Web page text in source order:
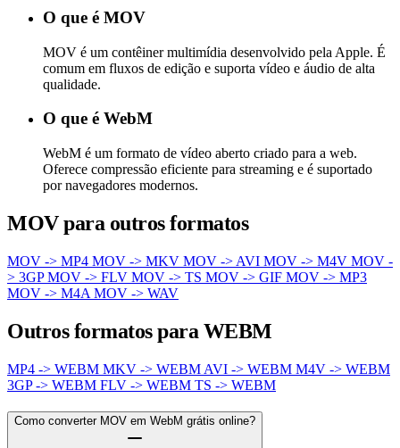
O que é MOV
MOV é um contêiner multimídia desenvolvido pela Apple. É
comum em fluxos de edição e suporta vídeo e áudio de alta
qualidade.
O que é WebM
WebM é um formato de vídeo aberto criado para a web.
Oferece compressão eficiente para streaming e é suportado
por navegadores modernos.
MOV para outros formatos
MOV -> MP4 MOV -> MKV MOV -> AVI MOV -> M4V MOV -
> 3GPMOV -> FLV MOV -> TS MOV -> GIF MOV -> MP3
MOV -> M4A MOV -> WAV
Outros formatos para WEBM
MP4 -> WEBM MKV -> WEBM AVI -> WEBM M4V -> WEBM
3GP -> WEBM FLV -> WEBM TS -> WEBM
Como converter MOV em WebM grátis online?